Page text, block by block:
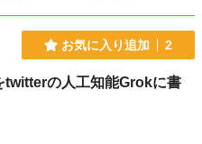
ていき……？ 強姦・性拷問・
、そして――TS妊娠。 清也はメス
た悪の手中に堕ち、愛する人を永遠
お気に入り追加 2
twitterの人工知能Grokに書